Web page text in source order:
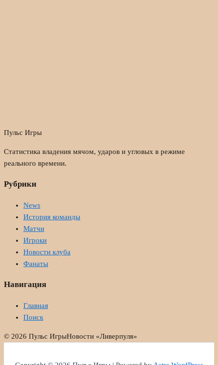
Пульс Игры
Статистика владения мячом, ударов и угловых в режиме
реального времени.
Рубрики
News
История команды
Матчи
Игроки
Новости клуба
Фанаты
Навигация
Главная
Поиск
© 2026 Пульс ИгрыНовости «Ливерпуля»